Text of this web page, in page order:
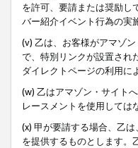
を許可、要請または奨励し
バー紹介イベント行為の実
(v) 乙は、お客様がアマゾ
で、特別リンクが設置され
ダイレクトページの利用に
(w) 乙はアマゾン・サイト
レースメントを使用しては
(x) 甲が要請する場合、乙
を提供するものとします。